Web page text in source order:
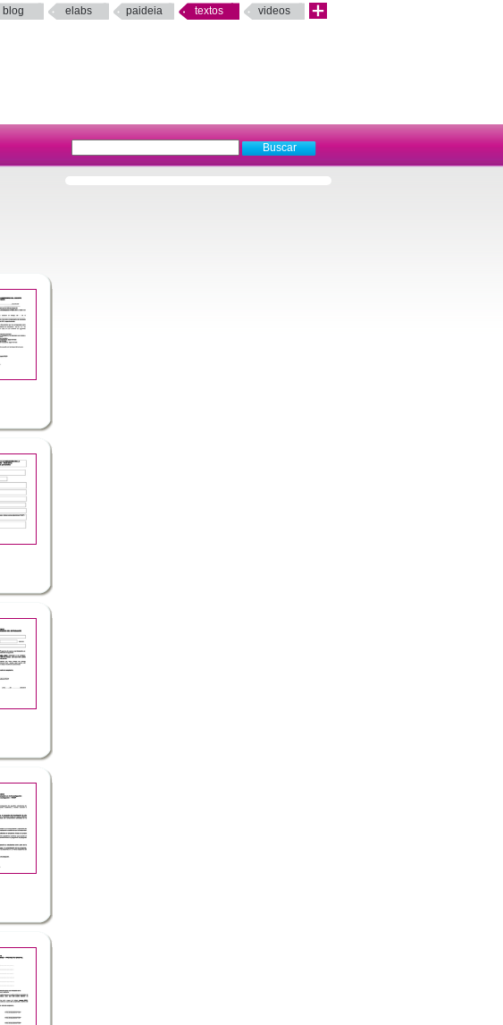
blog elabs paideia textos videos